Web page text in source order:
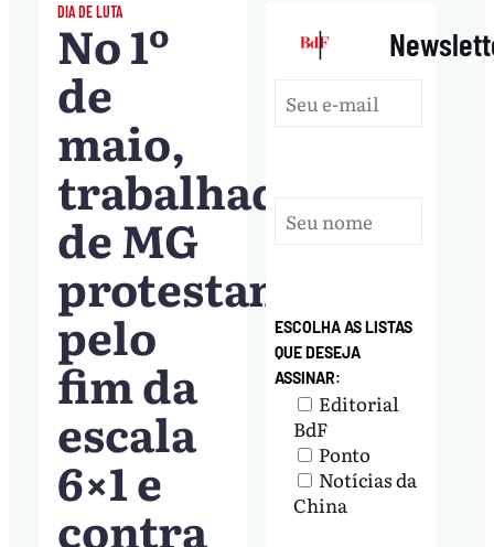
DIA DE LUTA
No 1º
de
maio,
trabalhadores
de MG
protestam
pelo
fim da
escala
6×1 e
contra
|
ESCOLHA AS LISTAS
QUE DESEJA
ASSINAR:
Editorial
BdF
Ponto
Notícias da
China